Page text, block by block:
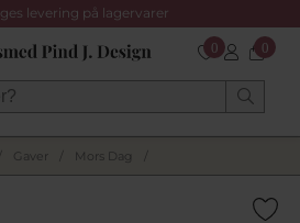
levering på lagervarer
0 0
Gaver Mors Dag